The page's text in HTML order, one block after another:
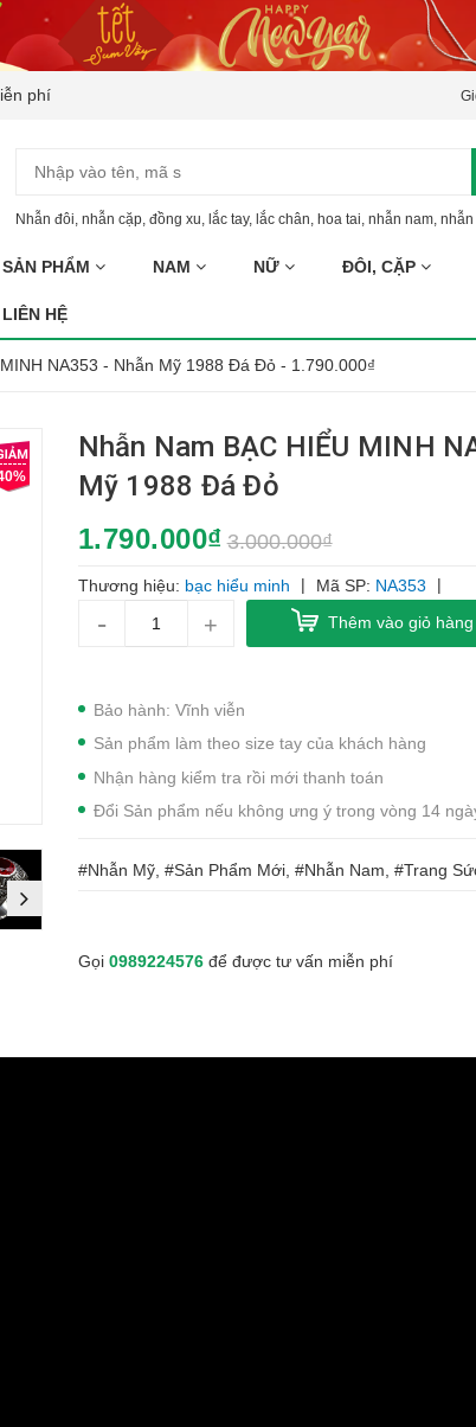
phí
Nhẫn đôi nhẫn cặp đồng xu lắc tay, lắc chân hoa tai nhẫn nam
SẢN PHẨM NAM NỮ ĐÔI, CẶP
LIÊN HỆ
NA353 - Nhẫn Mỹ 1988 Đá Đỏ - 1.790.000₫
Nhẫn Nam BẠC HIỂU MINH
Mỹ 1988 Đá Đỏ
1.790.000₫ 3.000.000₫
Thương hiệu: bạc hiểu minh | Mã SP: NA353 |
- + Thêm vào giỏ hàng
Bảo hành: Vĩnh viễn
Sản phẩm làm theo size tay của khách hàng
Nhận hàng kiểm tra rồi mới thanh toán
Đổi Sản phẩm nếu không ưng ý trong vòng 14
#Nhẫn Mỹ, #Sản Phẩm Mới, #Nhẫn Nam, #Trang
Gọi 0989224576để được tư vấn miễn phí